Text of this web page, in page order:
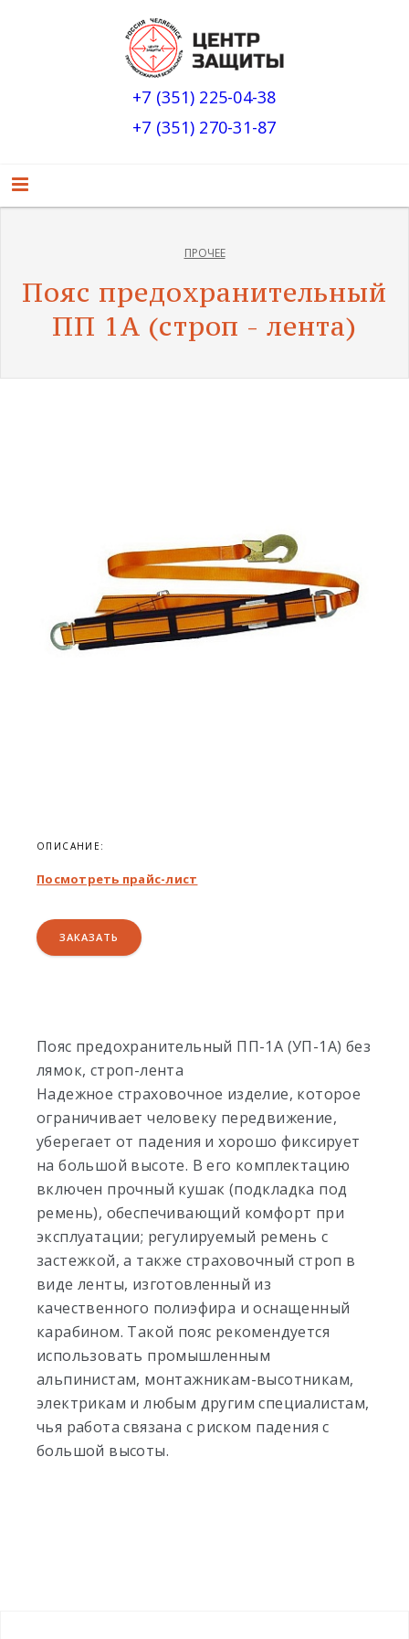
+7 (351) 225-04-38
+7 (351) 270-31-87
ПРОЧЕЕ
Пояс предохранительный
ПП 1А (строп - лента)
ОПИСАНИЕ:
Посмотреть прайс-лист
ЗАКАЗАТЬ
Пояс предохранительный ПП-1А (УП-1А) без
лямок, строп-лента
Надежное страховочное изделие, которое
ограничивает человеку передвижение,
уберегает от падения и хорошо фиксирует
на большой высоте. В его комплектацию
включен прочный кушак (подкладка под
ремень), обеспечивающий комфорт при
эксплуатации; регулируемый ремень с
застежкой, а также страховочный строп в
виде ленты, изготовленный из
качественного полиэфира и оснащенный
карабином. Такой пояс рекомендуется
использовать промышленным
альпинистам, монтажникам-высотникам,
электрикам и любым другим специалистам,
чья работа связана с риском падения с
большой высоты.